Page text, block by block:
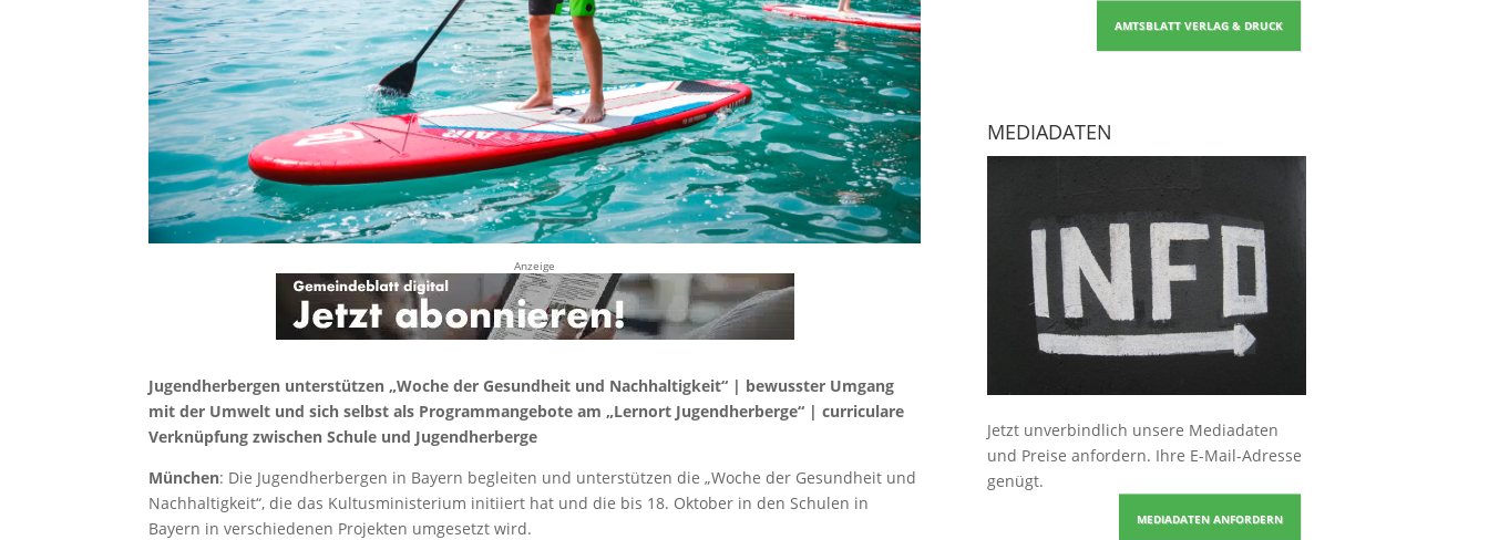
Anzeige
Jugendherbergen unterstützen „Woche der Gesundheit und Nachhaltigkeit“ | bewusster Umgang
mit der Umwelt und sich selbst als Programmangebote am „Lernort Jugendherberge“ | curriculare
Verknüpfung zwischen Schule und Jugendherberge
München: Die Jugendherbergen in Bayern begleiten und unterstützen die „Woche der Gesundheit und
Nachhaltigkeit“, die das Kultusministerium initiiert hat und die bis 18. Oktober in den Schulen in
Bayern in verschiedenen Projekten umgesetzt wird.
AMTSBLATT VERLAG & DRUCK
MEDIADATEN
Jetzt unverbindlich unsere Mediadaten
und Preise anfordern. Ihre E-Mail-Adresse
genügt.
MEDIADATEN ANFORDERN